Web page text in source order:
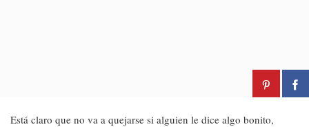
Está claro que no va a quejarse si alguien le dice algo bonito,